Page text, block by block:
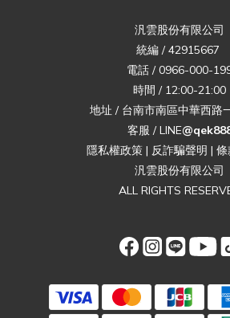
汎雲股份有限公司
統編 / 42915667
電話 / 0966-000-
時間 / 12:00-21:00
地址 / 台南市南區中華西路
客服 / LINE
隱私權政策 | 反詐騙聲明 | 條
汎雲股份有限公司
ALL RIGHTS